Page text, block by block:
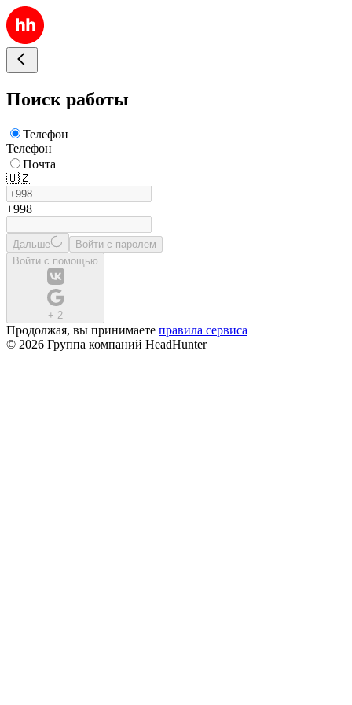
Поиск работы
Телефон
Телефон
Почта
🇺🇿
+998
Дальше
Войти с паролем
Войти с помощью
+ 2
Продолжая, вы принимаете правила сервиса
© 2026 Группа компаний HeadHunter